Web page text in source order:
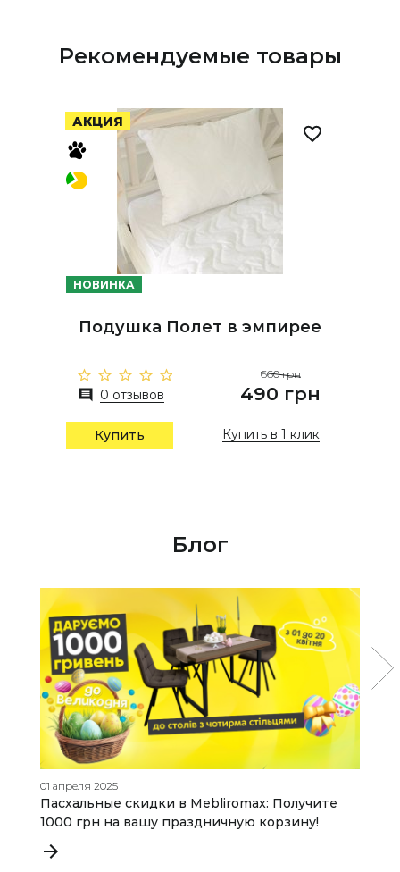
Рекомендуемые товары
АКЦИЯ
НОВИНКА
Подушка Полет в эмпирее
0 отзывов
660 грн
490 грн
Купить Купить в 1 клик
Блог
01 апреля 2025
Пасхальные скидки в Mebliromax: Получите
1000 грн на вашу праздничную корзину!